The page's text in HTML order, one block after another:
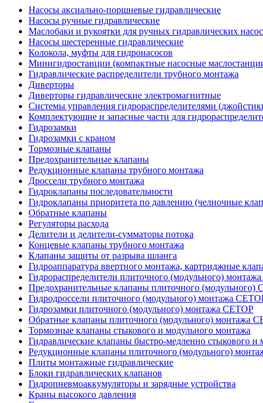
Насосы аксиально-поршневые гидравлические
Насосы ручные гидравлические
Маслобаки и рукоятки для ручных гидравлических
Насосы шестеренные гидравлические
Колокола, муфты для гидронасосов
Минигидростанции (компактные насосные
Гидравлические распределители трубного монтажа
Диверторы
Диверторы гидравлические электромагнитные
Системы управления гидрораспределителями
Комплектующие и запасные части для
Гидрозамки
Гидрозамки с краном
Тормозные клапаны
Предохранительные клапаны
Редукционные клапаны трубного монтажа
Дроссели трубного монтажа
Гидроклапаны последовательности
Гидроклапаны приоритета по давлению (челночные
Обратные клапаны
Регуляторы расхода
Делители и делители-сумматоры потока
Концевые клапаны трубного монтажа
Клапаны защиты от разрыва шланга
Гидроаппаратура ввертного монтажа, картриджные
Гидрораспределители плиточного (модульного)
Предохранительные клапаны плиточного (модульного)
Гидродроссели плиточного (модульного) монтажа
Гидрозамки плиточного (модульного) монтажа CETOP
Обратные клапаны плиточного (модульного) монтажа
Тормозные клапаны стыкового и модульного монтажа
Гидравлические клапаны быстро-медленно стыкового и
Редукционные клапаны плиточного (модульного)
Плиты монтажные гидравлические
Блоки гидравлических клапанов
Гидропневмоаккумуляторы и зарядные устройства
Краны высокого давления